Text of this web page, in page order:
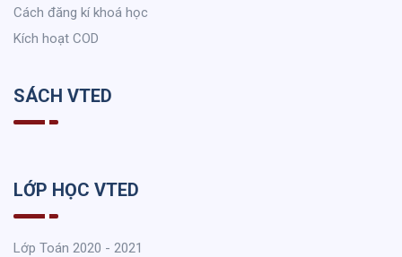
Cách đăng kí khoá học
Kích hoạt COD
SÁCH VTED
LỚP HỌC VTED
Lớp Toán 2020 - 2021